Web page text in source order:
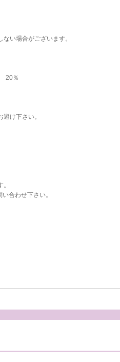
い場合がございます。
20％
け下さい。
合わせ下さい。